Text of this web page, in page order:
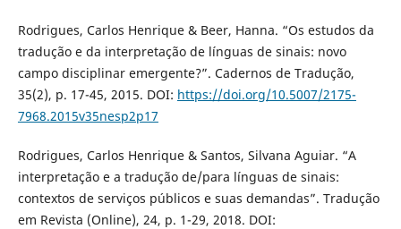
Rodrigues, Carlos Henrique & Beer, Hanna. “Os estudos da
tradução e da interpretação de línguas de sinais: novo
campo disciplinar emergente?”. Cadernos de Tradução,
35(2), p. 17-45, 2015. DOI: https://doi.org/10.5007/2175-
7968.2015v35nesp2p17
Rodrigues, Carlos Henrique & Santos, Silvana Aguiar. “A
interpretação e a tradução de/para línguas de sinais:
contextos de serviços públicos e suas demandas”. Tradução
em Revista (Online), 24, p. 1-29, 2018. DOI: